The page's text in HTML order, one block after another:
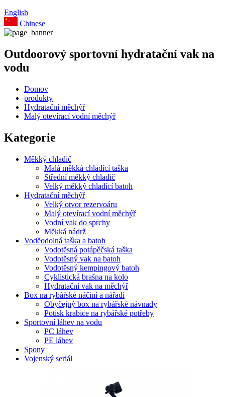
English
Chinese
Outdoorový sportovní hydratační vak na
vodu
Domov
produkty
Hydratační měchýř
Malý otevírací vodní měchýř
Kategorie
Měkký chladič
Malá měkká chladící taška
Střední měkký chladič
Velký měkký chladící batoh
Hydratační měchýř
Velký otvor rezervoáru
Malý otevírací vodní měchýř
Vodní vak do sprchy
Měkká nádrž
Voděodolná taška a batoh
Vodotěsná potápěčská taška
Vodotěsný vak na batoh
Vodotěsný kempingový batoh
Cyklistická brašna na kolo
Hydratační vak na měchýř
Box na rybářské náčiní a nářadí
Obyčejný box na rybářské návnady
Potisk krabice na rybářské potřeby
Sportovní láhev na vodu
PC láhev
PE láhev
Spony
Vojenský seriál